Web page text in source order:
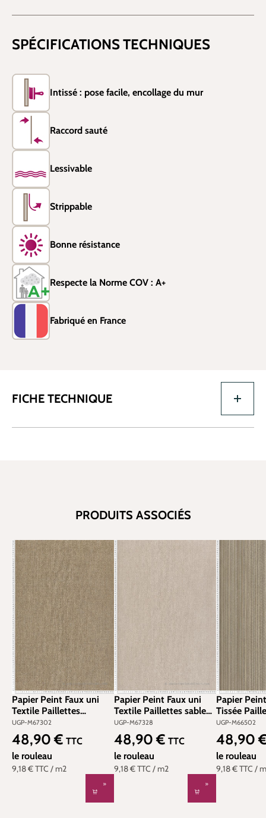
SPÉCIFICATIONS TECHNIQUES
Intissé : pose facile, encollage du mur
Raccord sauté
Lessivable
Strippable
Bonne résistance
Respecte la Norme COV : A+
Fabriqué en France
FICHE TECHNIQUE
PRODUITS ASSOCIÉS
Papier Peint Faux uni
Textile Paillettes
muscade argenté -
Venezia d'Ugépa | Réf.
UGP-M67302
UGP-M67302
9,18 €TTC / m2
Prix régulier :
48,90 € TTC
le rouleau
Papier Peint Faux uni
Textile Paillettes sable
doré - Venezia d'Ugépa |
Réf. UGP-M67328
UGP-M67328
9,18 €TTC / m2
Prix régulier :
48,90 € TTC
le rouleau
Papier
Tissée
argenté -
d'Ugépa |
M66502
UGP-M66502
9,18 €TTC /
Prix
48,90
le rouleau